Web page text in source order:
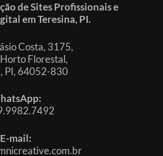
de Sites Profissionais e
em Teresina, PI.
Costa, 3175,
Florestal,
PI, 64052-830
E-mail: